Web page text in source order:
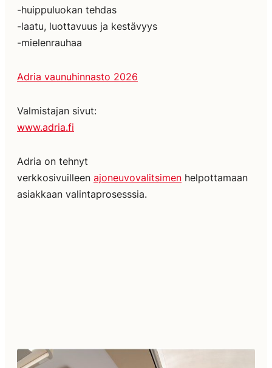
-huippuluokan tehdas
-laatu, luottavuus ja kestävyys
-mielenrauhaa
Adria vaunuhinnasto 2026
Valmistajan sivut:
www.adria.fi
Adria on tehnyt
verkkosivuilleen ajoneuvovalitsimen helpottamaan
asiakkaan valintaprosesssia.